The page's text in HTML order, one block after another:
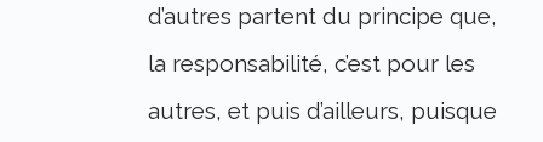
d’autres partent du principe que,
la responsabilité, c’est pour les
autres, et puis d’ailleurs, puisque